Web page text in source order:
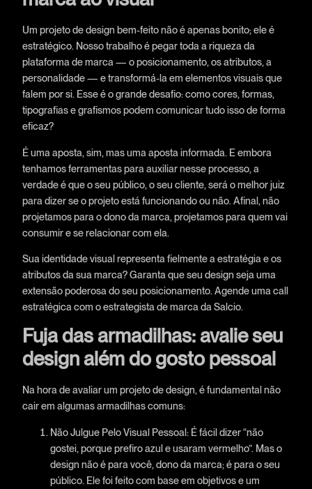
Um projeto de design bem-feito não é apenas bonito; ele é
estratégico. Nosso trabalho é pegar toda a riqueza da
plataforma de marca — o posicionamento, os atributos, a
personalidade — e transformá-la em elementos visuais que
falem por si. Esse é o grande desafio: como cores, formas,
tipografias e grafismos podem comunicar tudo isso de forma
eficaz?
É uma aposta, sim, mas uma aposta informada. E embora
tenhamos ferramentas para auxiliar nesse processo, a
verdade é que o seu público, o seu cliente, será o melhor juiz
para dizer se o projeto está funcionando ou não. Afinal, não
projetamos para o dono da marca, projetamos para quem vai
consumir e se relacionar com ela.
Sua identidade visual representa fielmente a estratégia e os
atributos da sua marca? Garanta que seu design seja uma
extensão poderosa do seu posicionamento. Agende uma call
estratégica com o estrategista de marca da Salcio.
Fuja das armadilhas: avalie seu
design além do gosto pessoal
Na hora de avaliar um projeto de design, é fundamental não
cair em algumas armadilhas comuns:
Não Julgue Pelo Visual Pessoal: É fácil dizer “não
gostei, porque prefiro azul e usaram vermelho”. Mas o
design não é para você, dono da marca; é para o seu
público. Ele foi feito com base em objetivos e um